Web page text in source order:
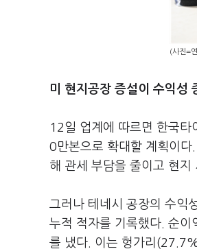
(사진=
미 현지공장 증설이 수익성
12일 업계에 따르면 한국
0만본으로 확대할 계획이다
해 관세 부담을 줄이고 현지
그러나 테네시 공장의 수익
누적 적자를 기록했다. 순
를 냈다. 이는 헝가리